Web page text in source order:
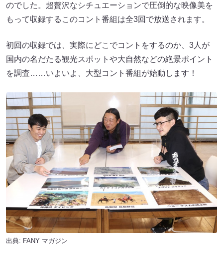
のでした。超贅沢なシチュエーションで圧倒的な映像美を
もって収録するこのコント番組は全3回で放送されます。
初回の収録では、実際にどこでコントをするのか、3人が
国内の名だたる観光スポットや大自然などの絶景ポイント
を調査……いよいよ、大型コント番組が始動します！
出典: FANY マガジン